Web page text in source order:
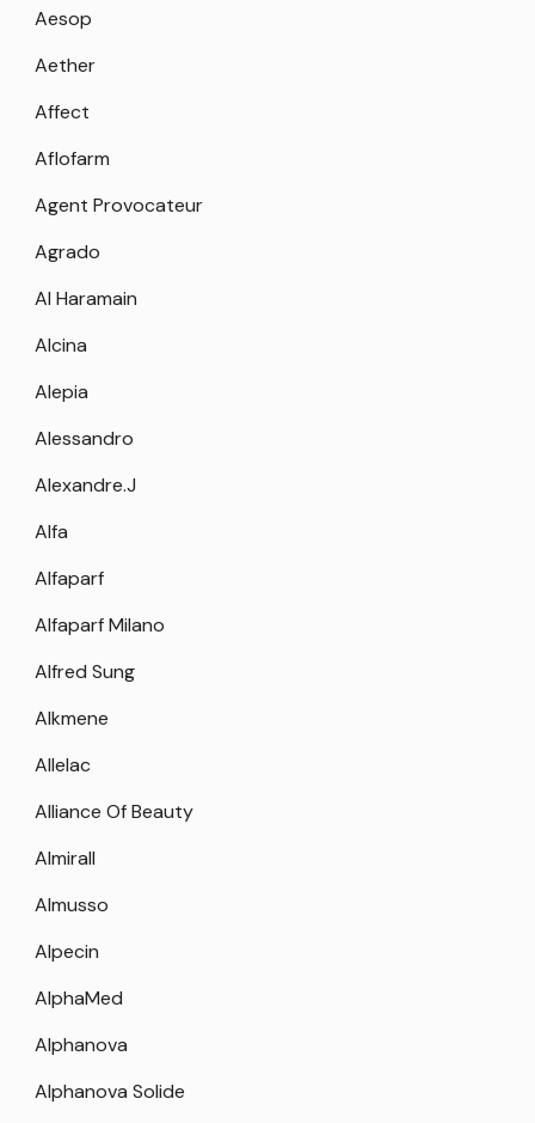
Aesop
Aether
Affect
Aflofarm
Agent Provocateur
Agrado
Al Haramain
Alcina
Alepia
Alessandro
Alexandre.J
Alfa
Alfaparf
Alfaparf Milano
Alfred Sung
Alkmene
Allelac
Alliance Of Beauty
Almirall
Almusso
Alpecin
AlphaMed
Alphanova
Alphanova Solide